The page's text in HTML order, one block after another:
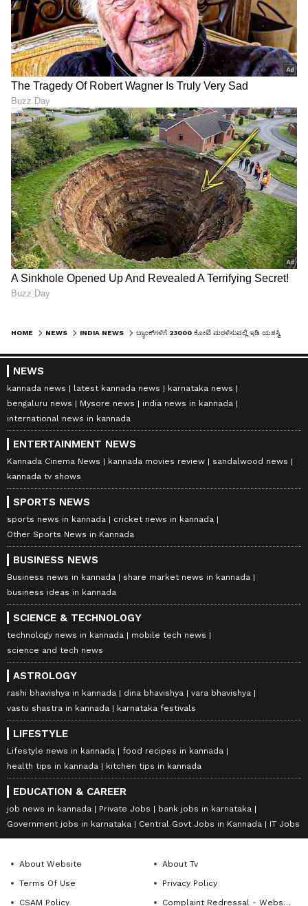
HOME NEWS INDIA NEWS ಬ್ಯಾಂಕ್‌ಗಳಿಗೆ 23000 ಕೋಟಿ ಮರಳಿಸುವಲ್ಲಿ ಇಡಿ ಯಶಸ್ವಿ
NEWS
kannada news latest kannada news
karnataka news
bengaluru news
Mysore news
india news in kannada
international news in kannada
ENTERTAINMENT NEWS
Kannada Cinema News kannada movies review
sandalwood news
kannada tv shows
SPORTS NEWS
sports news in kannada
cricket news in kannada
Other Sports News in Kannada
BUSINESS NEWS
Business news in kannada
share market news in kannada
business ideas in kannada
SCIENCE & TECHNOLOGY
technology news in kannada
mobile tech news
science and tech news
ASTROLOGY
rashi bhavishya in kannada dina bhavishya
vara bhavishya
vastu shastra in kannada
karnataka festivals
LIFESTYLE
Lifestyle news in kannada
food recipes in kannada
health tips in kannada
kitchen tips in kannada
EDUCATION & CAREER
job news in kannada Private Jobs
bank jobs in karnataka
Government jobs in karnataka
Central Govt Jobs in Kannada IT Jobs
About Website
About Tv
Terms Of Use
Privacy Policy
CSAM Policy
Complaint Redressal - Website